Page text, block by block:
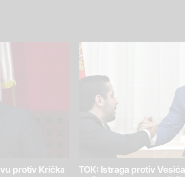
protiv Krička
TOK: Istraga protiv